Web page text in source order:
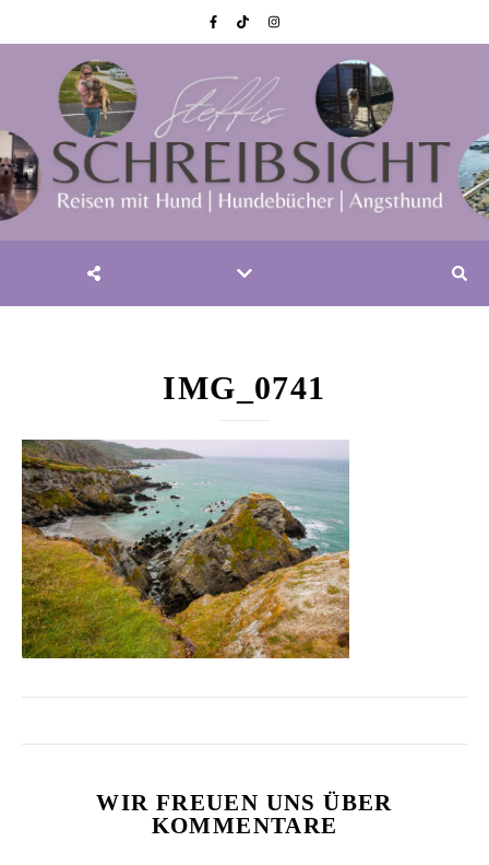
IMG_0741
WIR FREUEN UNS ÜBER
KOMMENTARE